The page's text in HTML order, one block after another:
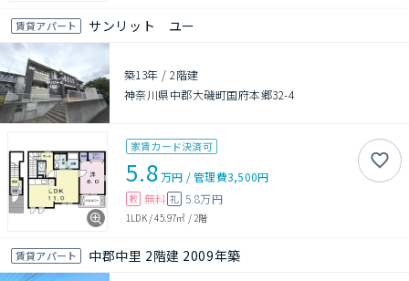
賃貸アパート サンリット ユー
築13年 /2階建
神奈川県中郡大磯町国府本郷32-4
家賃カード決済可
5.8万円 /管理費3,500円
敷 無料 礼 5.8万円
1LDK/45.97㎡ /2階
賃貸アパート 中郡中里 2階建 2009年築